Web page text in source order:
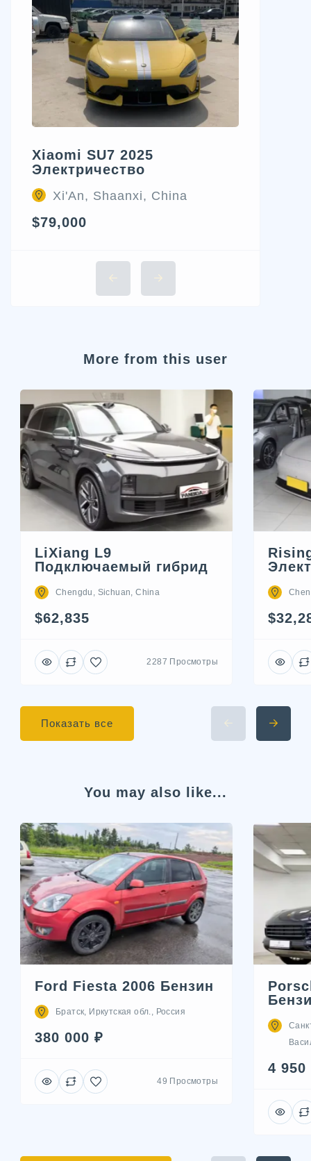
Xiaomi SU7 2025
Электричество
Xi'An, Shaanxi, China
$79,000
More from this user
LiXiang L9
Подключаемый гибрид
Chengdu, Sichuan, China
$62,835
2287 Просмотры
Показать все
You may also like...
Ford Fiesta 2006 Бензин
Братск, Иркутская обл., Россия
380 000 ₽
49 Просмотры
4 950